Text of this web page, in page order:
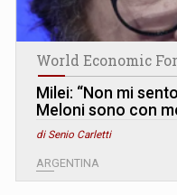
World Economic
Milei: “Non mi
Meloni sono con
di Senio Carletti
ARGENTINA